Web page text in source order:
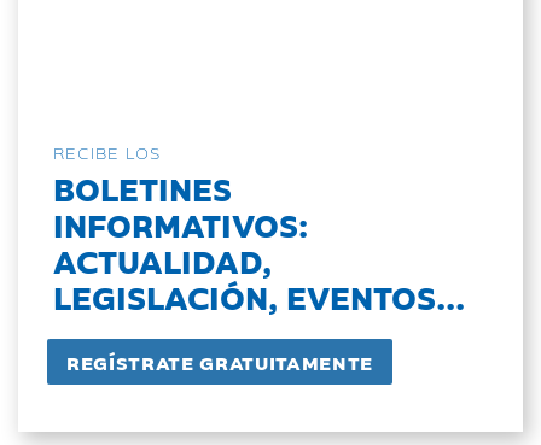
RECIBE LOS
BOLETINES
INFORMATIVOS:
ACTUALIDAD,
LEGISLACIÓN, EVENTOS...